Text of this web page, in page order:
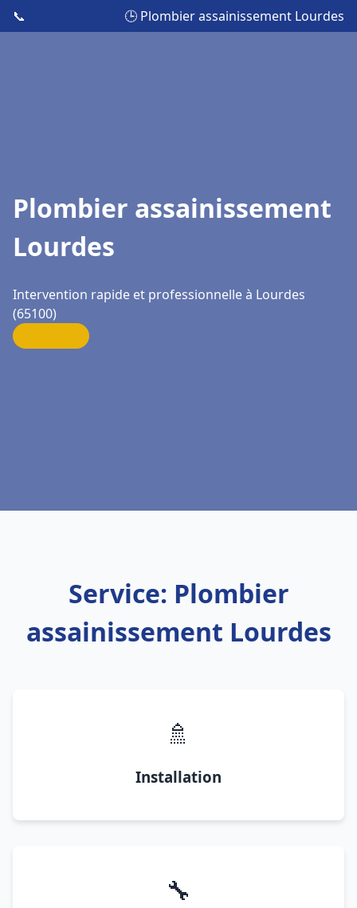
📞 🕒 Plombier assainissement Lourdes
Plombier assainissement
Lourdes
Intervention rapide et professionnelle à Lourdes
(65100)
Service: Plombier
assainissement Lourdes
🚿
Installation
🔧